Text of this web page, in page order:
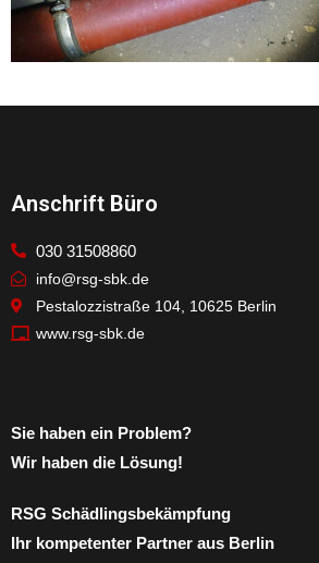
Anschrift Büro
030 31508860
info@rsg-sbk.de
Pestalozzistraße 104, 10625 Berlin
www.rsg-sbk.de
Sie haben ein Problem?
Wir haben die Lösung!
RSG Schädlingsbekämpfung
Ihr kompetenter Partner aus Berlin